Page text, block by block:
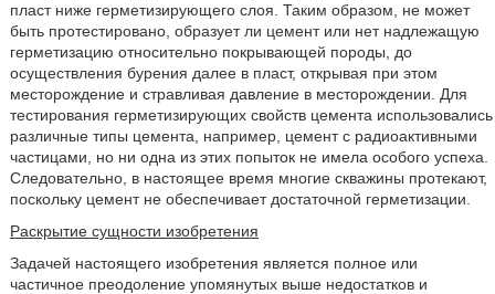
пласт ниже герметизирующего слоя. Таким образом, не может
быть протестировано, образует ли цемент или нет надлежащую
герметизацию относительно покрывающей породы, до
осуществления бурения далее в пласт, открывая при этом
месторождение и стравливая давление в месторождении. Для
тестирования герметизирующих свойств цемента использовались
различные типы цемента, например, цемент с радиоактивными
частицами, но ни одна из этих попыток не имела особого успеха.
Следовательно, в настоящее время многие скважины протекают,
поскольку цемент не обеспечивает достаточной герметизации.
Раскрытие сущности изобретения
Задачей настоящего изобретения является полное или
частичное преодоление упомянутых выше недостатков и